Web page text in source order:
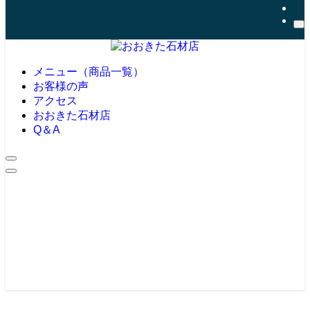
メニュー（商品一覧）
お客様の声
アクセス
おおきた石材店
Q＆A